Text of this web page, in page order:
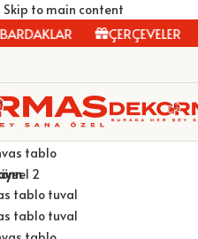
Skip to main content
ÇERÇEVELER